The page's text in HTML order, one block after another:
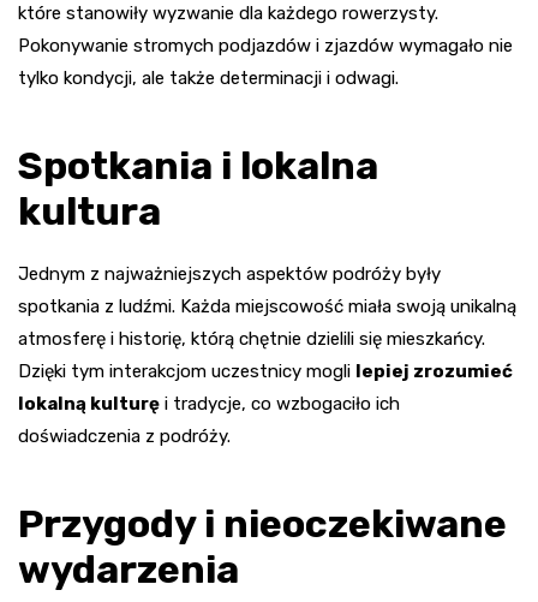
które stanowiły wyzwanie dla każdego rowerzysty.
Pokonywanie stromych podjazdów i zjazdów wymagało nie
tylko kondycji, ale także determinacji i odwagi.
Spotkania i lokalna
kultura
Jednym z najważniejszych aspektów podróży były
spotkania z ludźmi. Każda miejscowość miała swoją unikalną
atmosferę i historię, którą chętnie dzielili się mieszkańcy.
Dzięki tym interakcjom uczestnicy mogli lepiej zrozumieć
lokalną kulturę i tradycje, co wzbogaciło ich
doświadczenia z podróży.
Przygody i nieoczekiwane
wydarzenia